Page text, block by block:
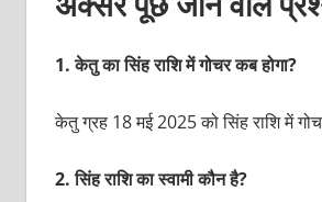
1.केतु का सिंह राशि में गोचर कब होगा?
केतु ग्रह 18 मई 2025 को सिंह राशि में
2.सिंह राशि का स्वामी कौन है?